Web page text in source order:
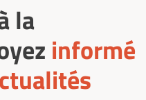
la
informé